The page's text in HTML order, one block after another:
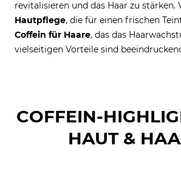
revitalisieren und das Haar zu stärken.
Hautpflege, die für einen frischen
Coffein für Haare, das das
vielseitigen Vorteile sind
COFFEIN-
HAUT &